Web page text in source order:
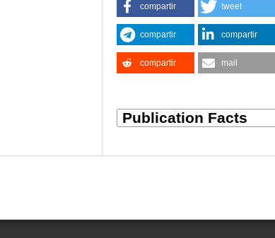
compartir tweet
compartir compartir
compartir mail